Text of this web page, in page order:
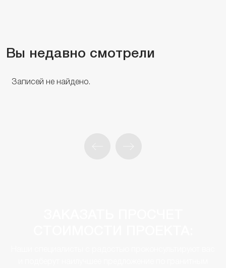
Вы недавно смотрели
Записей не найдено.